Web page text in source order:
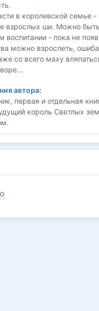
в королевской семье
взрослых ши. Можно
воспитании - пока не
можно взрослеть,
со всего маху
автора:
первая и отдельная
король Светлых